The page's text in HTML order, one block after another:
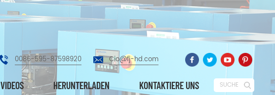
0086-595-87598920 Cio@fj-hd.com
VIDEOS HERUNTERLADEN KONTAKTIERE UNS SUCHE